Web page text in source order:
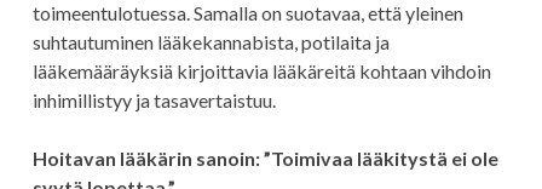
toimeentulotuessa. Samalla on suotavaa, että yleinen
suhtautuminen lääkekannabista, potilaita ja
lääkemääräyksiä kirjoittavia lääkäreitä kohtaan vihdoin
inhimillistyy ja tasavertaistuu.
Hoitavan lääkärin sanoin: ”Toimivaa lääkitystä ei ole